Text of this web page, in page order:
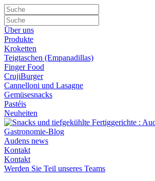
Über uns
Produkte
Kroketten
Teigtaschen (Empanadillas)
Finger Food
CrujiBurger
Cannelloni und Lasagne
Gemüsesnacks
Pastéis
Neuheiten
Gastronomie-Blog
Audens news
Kontakt
Kontakt
Werden Sie Teil unseres Teams